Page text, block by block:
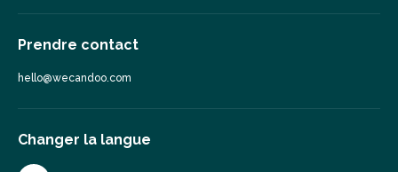
Prendre contact
hello@wecandoo.com
Changer la langue